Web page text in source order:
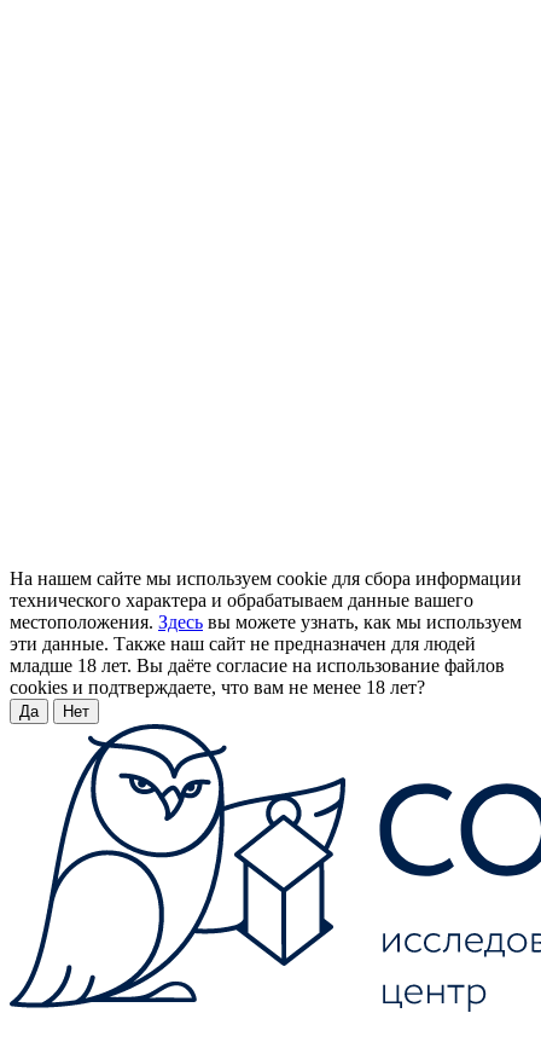
На нашем сайте мы используем cookie для сбора информации
технического характера и обрабатываем данные вашего
местоположения. Здесь вы можете узнать, как мы используем
эти данные. Также наш сайт не предназначен для людей
младше 18 лет. Вы даёте согласие на использование файлов
cookies и подтверждаете, что вам не менее 18 лет?
Да Нет